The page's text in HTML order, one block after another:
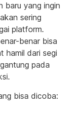
baru yang ingin
sering
platform.
benar bisa
hamil dari segi
pada
bisa dicoba: